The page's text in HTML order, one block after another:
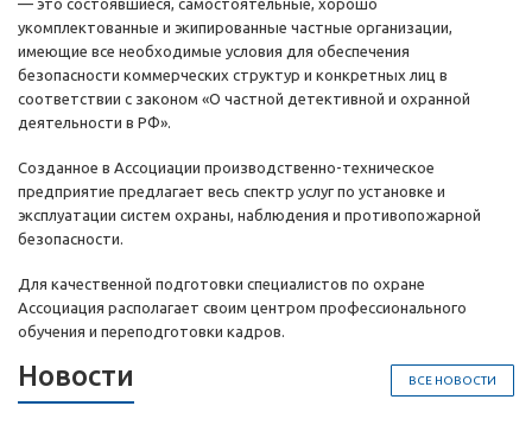
— это состоявшиеся, самостоятельные, хорошо
укомплектованные и экипированные частные организации,
имеющие все необходимые условия для обеспечения
безопасности коммерческих структур и конкретных лиц в
соответствии с законом «О частной детективной и охранной
деятельности в РФ».
Созданное в Ассоциации производственно-техническое
предприятие предлагает весь спектр услуг по установке и
эксплуатации систем охраны, наблюдения и противопожарной
безопасности.
Для качественной подготовки специалистов по охране
Ассоциация располагает своим центром профессионального
обучения и переподготовки кадров.
ВСЕ НОВОСТИ
Новости